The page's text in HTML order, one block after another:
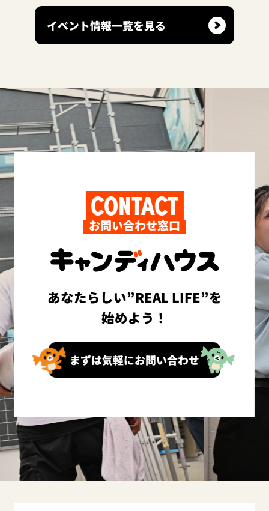
イベント情報一覧を見る
CONTACT
お問い合わせ窓口
あなたらしい”REAL LIFE”を
始めよう！
まずは気軽にお問い合わせ